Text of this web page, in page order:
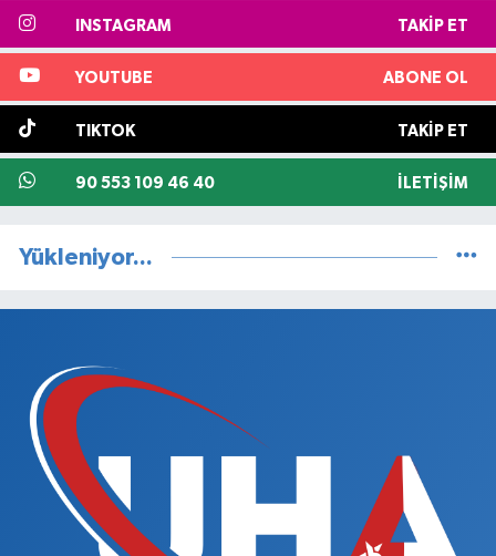
INSTAGRAM TAKIP ET
YOUTUBE ABONE OL
TIKTOK TAKIP ET
90 553 109 46 40 İLETIŞIM
Yükleniyor...